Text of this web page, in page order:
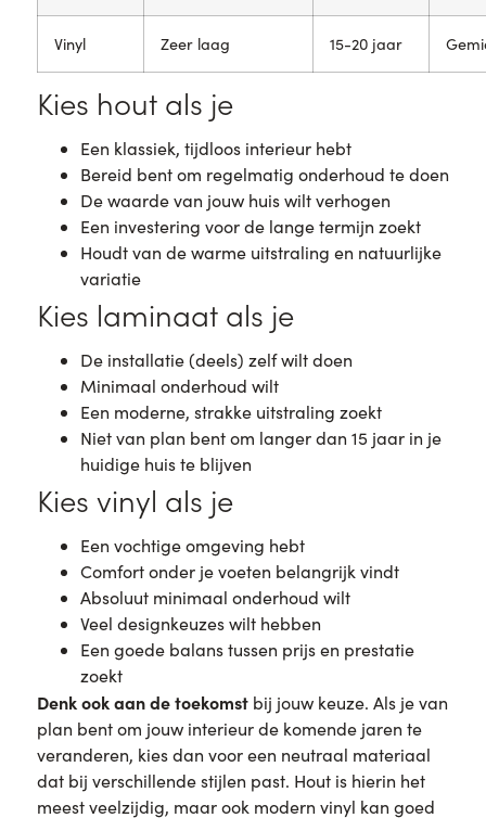
Vinyl Zeer laag 15-20 jaar
Kies hout als je
Een klassiek, tijdloos interieur hebt
Bereid bent om regelmatig onderhoud te doen
De waarde van jouw huis wilt verhogen
Een investering voor de lange termijn zoekt
Houdt van de warme uitstraling en natuurlijke
variatie
Kies laminaat als je
De installatie (deels) zelf wilt doen
Minimaal onderhoud wilt
Een moderne, strakke uitstraling zoekt
Niet van plan bent om langer dan 15 jaar in je
huidige huis te blijven
Kies vinyl als je
Een vochtige omgeving hebt
Comfort onder je voeten belangrijk vindt
Absoluut minimaal onderhoud wilt
Veel designkeuzes wilt hebben
Een goede balans tussen prijs en prestatie
zoekt
Denk ook aan de toekomstbij jouw keuze. Als je van
plan bent om jouw interieur de komende jaren te
veranderen, kies dan voor een neutraal materiaal
dat bij verschillende stijlen past. Hout is hierin het
meest veelzijdig, maar ook modern vinyl kan goed